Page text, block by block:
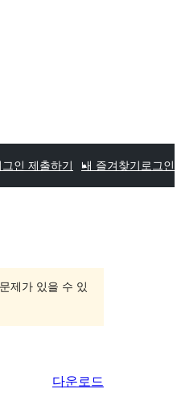
그인 제출하기 내 즐겨찾기 로그인
제가 있을 수 있
다운로드